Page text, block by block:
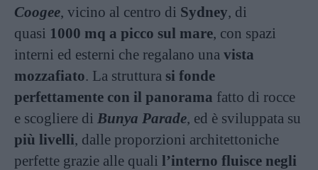
Coogee, vicino al centro di Sydney, di
quasi 1000 mq a picco sul mare, con spazi
interni ed esterni che regalano una vista
mozzafiato. La struttura si fonde
perfettamente con il panorama fatto di rocce
e scogliere di Bunya Parade, ed è sviluppata su
più livelli, dalle proporzioni architettoniche
perfette grazie alle quali l’interno fluisce negli